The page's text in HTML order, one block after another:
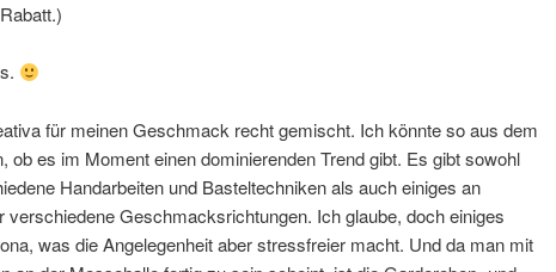
für meinen Geschmack recht gemischt. Ich könnte so aus dem
ob es im Moment einen dominierenden Trend gibt. Es gibt sowohl
Handarbeiten und Basteltechniken als auch einiges an
verschiedene Geschmacksrichtungen. Ich glaube, doch einiges
was die Angelegenheit aber stressfreier macht. Und da man mit